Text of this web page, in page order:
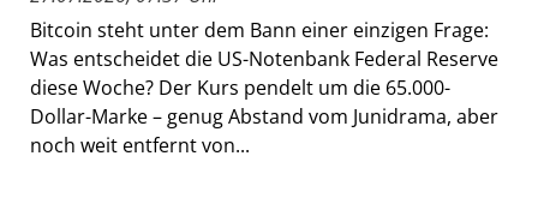
Bitcoin steht unter dem Bann einer einzigen Frage:
Was entscheidet die US-Notenbank Federal Reserve
diese Woche? Der Kurs pendelt um die 65.000-
Dollar-Marke – genug Abstand vom Junidrama, aber
noch weit entfernt von...